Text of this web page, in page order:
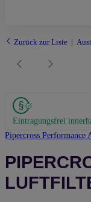
Zurück zur Liste
Eintragungsfrei
Pipercross Performance